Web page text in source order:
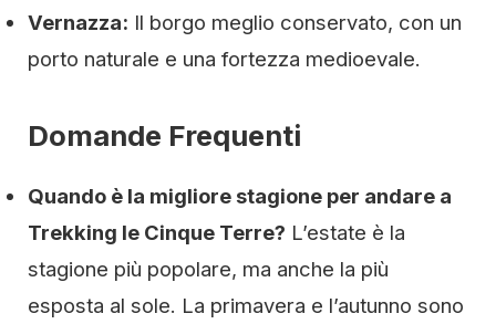
Vernazza: Il borgo meglio conservato, con un
porto naturale e una fortezza medioevale.
Domande Frequenti
Quando è la migliore stagione per andare a
Trekking le Cinque Terre? L’estate è la
stagione più popolare, ma anche la più
esposta al sole. La primavera e l’autunno sono